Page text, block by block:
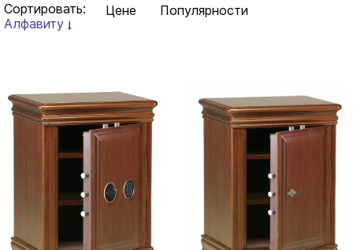
Сортировать: Цене
Популярности
Алфавиту